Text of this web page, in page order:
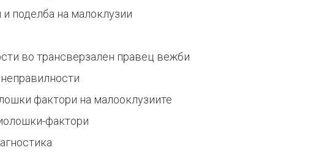
поделба на малоклузии
во трансверзален правец вежби
фактори на малооклузиите
фактори